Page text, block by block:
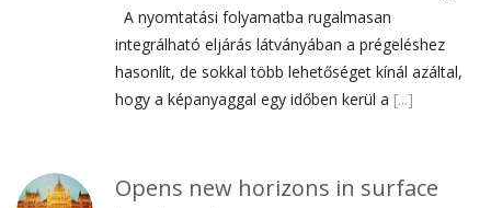
A nyomtatási folyamatba rugalmasan
integrálható eljárás látványában a prégeléshez
hasonlít, de sokkal több lehetőséget kínál azáltal,
hogy a képanyaggal egy időben kerül a [...]
Opens new horizons in surface